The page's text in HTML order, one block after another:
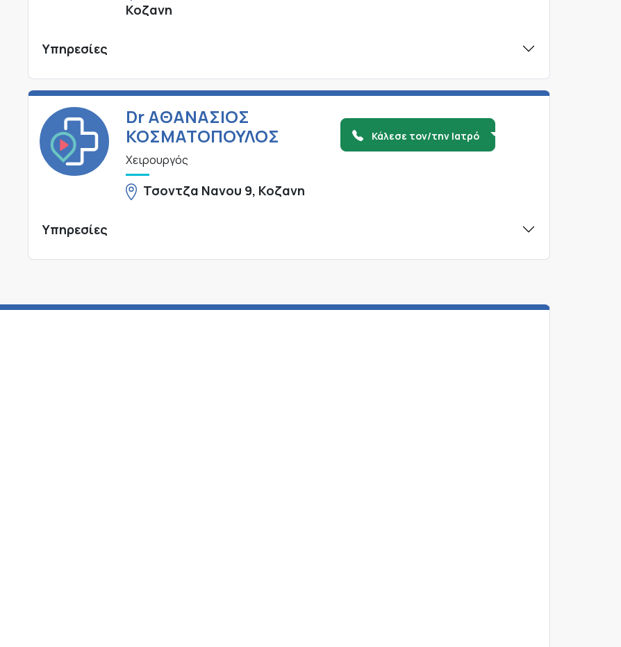
Κοζανη
Υπηρεσίες
Dr ΑΘΑΝΑΣΙΟΣ
ΚΟΣΜΑΤΟΠΟΥΛΟΣ
Χειρουργός
Τσοντζα Νανου 9, Κοζανη
Κάλεσε τον/την Ιατρό
Υπηρεσίες